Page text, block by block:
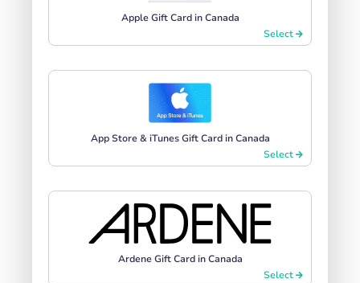
Apple Gift Card in Canada
Select
App Store & iTunes Gift Card in Canada
Select
Ardene Gift Card in Canada
Select